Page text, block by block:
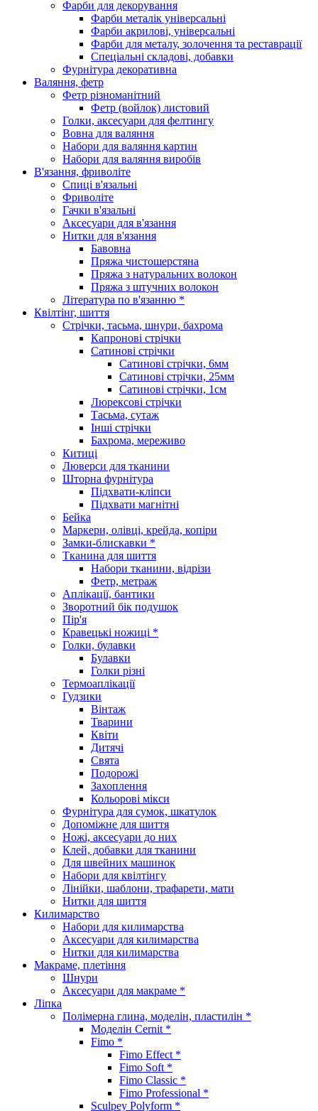
Фарби для декорування
Фарби металік універсальні
Фарби акрилові, універсальні
Фарби для металу, золочення та реставрації
Спеціальні складові, добавки
Фурнітура декоративна
Валяння, фетр
Фетр різноманітний
Фетр (войлок) листовий
Голки, аксесуари для фелтингу
Вовна для валяння
Набори для валяння картин
Набори для валяння виробів
В'язання, фриволіте
Спиці в'язальні
Фриволіте
Гачки в'язальні
Аксесуари для в'язання
Нитки для в'язання
Бавовна
Пряжа чистошерстяна
Пряжа з натуральних волокон
Пряжа з штучних волокон
Література по в'язанню *
Квілтінг, шиття
Стрічки, тасьма, шнури, бахрома
Капронові стрічки
Сатинові стрічки
Сатинові стрічки, 6мм
Сатинові стрічки, 25мм
Сатинові стрічки, 1см
Люрексові стрічки
Тасьма, сутаж
Інші стрічки
Бахрома, мереживо
Китиці
Люверси для тканини
Шторна фурнітура
Підхвати-кліпси
Підхвати магнітні
Бейка
Маркери, олівці, крейда, копіри
Замки-блискавки *
Тканина для шиття
Набори тканини, відрізи
Фетр, метраж
Аплікації, бантики
Зворотний бік подушок
Пір'я
Кравецькі ножиці *
Голки, булавки
Булавки
Голки різні
Термоаплікації
Гудзики
Вінтаж
Тварини
Квіти
Дитячі
Свята
Подорожі
Захоплення
Кольорові мікси
Фурнітура для сумок, шкатулок
Допоміжне для шиття
Ножі, аксесуари до них
Клей, добавки для тканини
Для швейних машинок
Набори для квілтінгу
Лінійки, шаблони, трафарети, мати
Нитки для шиття
Килимарство
Набори для килимарства
Аксесуари для килимарства
Нитки для килимарства
Макраме, плетіння
Шнури
Аксесуари для макраме *
Ліпка
Полімерна глина, моделін, пластилін *
Моделін Cernit *
Fimo *
Fimo Effect *
Fimo Soft *
Fimo Classic *
Fimo Professional *
Sculpey Polyform *